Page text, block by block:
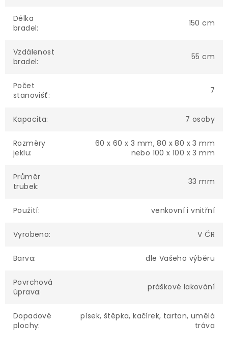
Délka
bradel: 150 cm
Vzdálenost
bradel: 55 cm
Počet
stanovišť: 7
Kapacita: 7 osoby
Rozměry
jeklu:
60 x 60 x 3 mm, 80 x 80 x 3 mm
nebo 100 x 100 x 3 mm
Průměr
trubek: 33 mm
Použití: venkovní i vnitřní
Vyrobeno: V ČR
Barva: dle Vašeho výběru
Povrchová
úprava: práškové lakování
Dopadové
plochy:
písek, štěpka, kačírek, tartan, umělá
tráva